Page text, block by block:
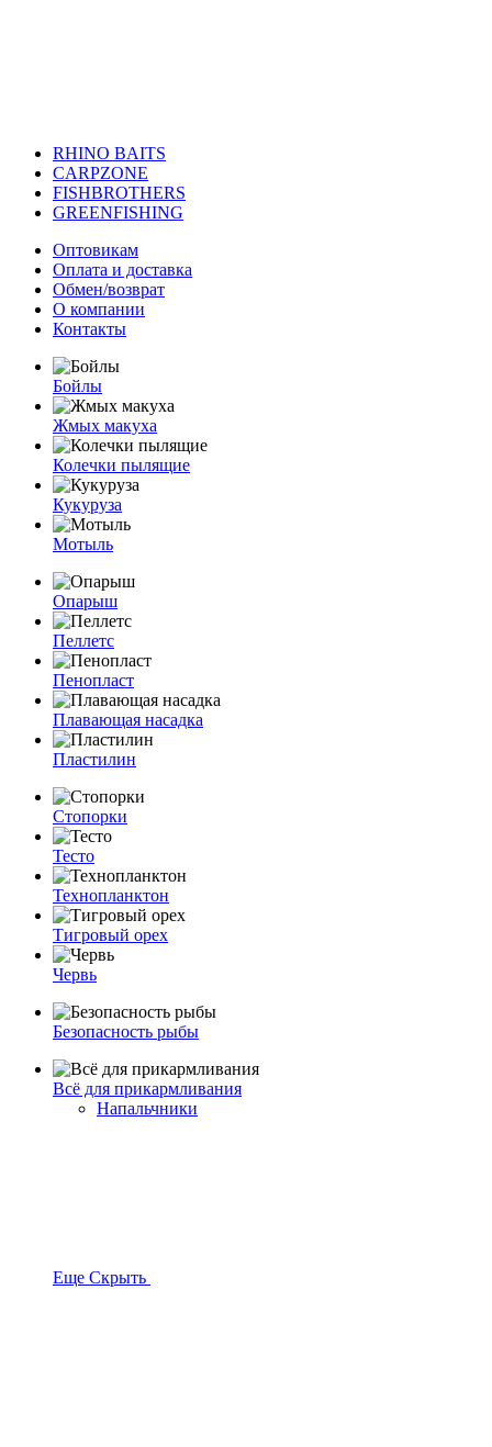
RHINO BAITS
CARPZONE
FISHBROTHERS
GREENFISHING
Оптовикам
Оплата и доставка
Обмен/возврат
О компании
Контакты
Бойлы
Жмых макуха
Колечки пылящие
Кукуруза
Мотыль
Опарыш
Пеллетс
Пенопласт
Плавающая насадка
Пластилин
Стопорки
Тесто
Технопланктон
Тигровый орех
Червь
Безопасность рыбы
Всё для прикармливания
Напальчники
Еще Скрыть